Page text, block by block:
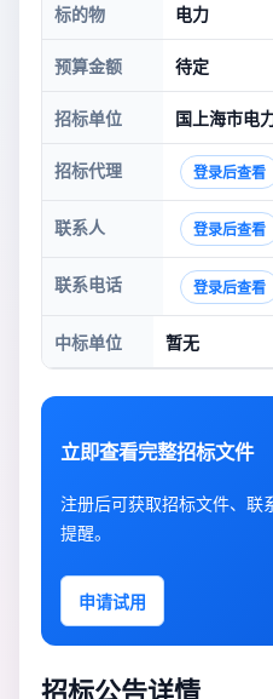
标的物 电力
预算金额 待定
招标单位 国上海市电
招标代理 登录后查看
联系人 登录后查看
联系电话 登录后查看
中标单位 暂无
立即查看完整招标文件
注册后可获取招标文件、联
提醒。
申请试用
招标公告详情